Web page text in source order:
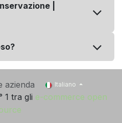
|
azienda Italiano
1 tra gli e-commerce open